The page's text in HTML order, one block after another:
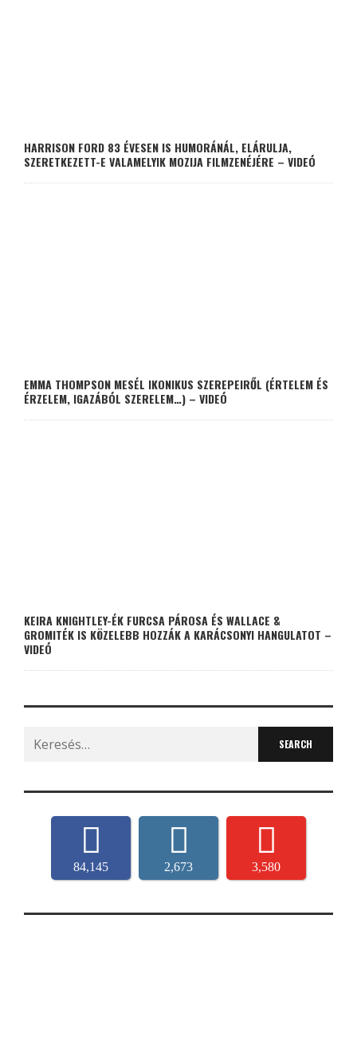
HARRISON FORD 83 ÉVESEN IS HUMORÁNÁL, ELÁRULJA,
SZERETKEZETT-E VALAMELYIK MOZIJA FILMZENÉJÉRE – VIDEÓ
EMMA THOMPSON MESÉL IKONIKUS SZEREPEIRŐL (ÉRTELEM ÉS
ÉRZELEM, IGAZÁBÓL SZERELEM…) – VIDEÓ
KEIRA KNIGHTLEY-ÉK FURCSA PÁROSA ÉS WALLACE &
GROMITÉK IS KÖZELEBB HOZZÁK A KARÁCSONYI HANGULATOT –
VIDEÓ
Search
for:
84,145 2,673 3,580